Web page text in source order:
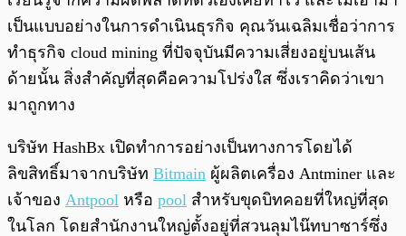
เป็นแบบอย่างในการดำเนินธุรกิจ คุณวันเฉลิมเชื่อว่าการ
ทำธุรกิจ cloud mining ที่ปัจจุบันมีความเสี่ยงอยู่บนเส้น
ด้ายนั้น สิ่งสำคัญที่สุดคือความโปร่งใส ซึ่งเราคิดว่าเขา
มาถูกทาง
บริษัท HashBx เปิดทำการอย่างเป็นทางการโดยได้
ลิขสิทธิ์มาจากบริษัท Bitmain ผู้ผลิตเครื่อง Antminer และ
เจ้าของ Antpool หรือ pool สำหรับขุดบิทคอยที่ใหญ่ที่สุด
ในโลก โดยสำนักงานใหญ่ตั้งอยู่ที่สวนลุมไน๊ทบาซาร์ซึ่ง